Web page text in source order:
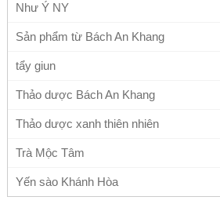
Như Ý NY
Sản phẩm từ Bách An Khang
tẩy giun
Thảo dược Bách An Khang
Thảo dược xanh thiên nhiên
Trà Mộc Tâm
Yến sào Khánh Hòa